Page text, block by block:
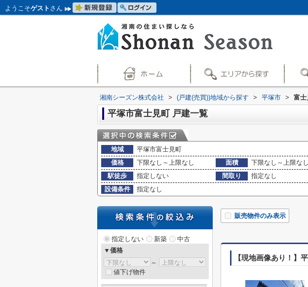
ようこそゲスト さん
湘南シーズン株式会社 > (戸建(売買))地域から探す > 平塚市 > 富士
平塚市富士見町 戸建一覧
地域
平塚市富士見町
価格
下限なし～上限なし 面積 下限なし～上限なし
駅徒歩
指定しない 間取り
指定なし
設備条件
指定なし
販売物件のみ表示
【現地画像あり！
指定しない 新築
中古
▼価格
～
値下げ物件